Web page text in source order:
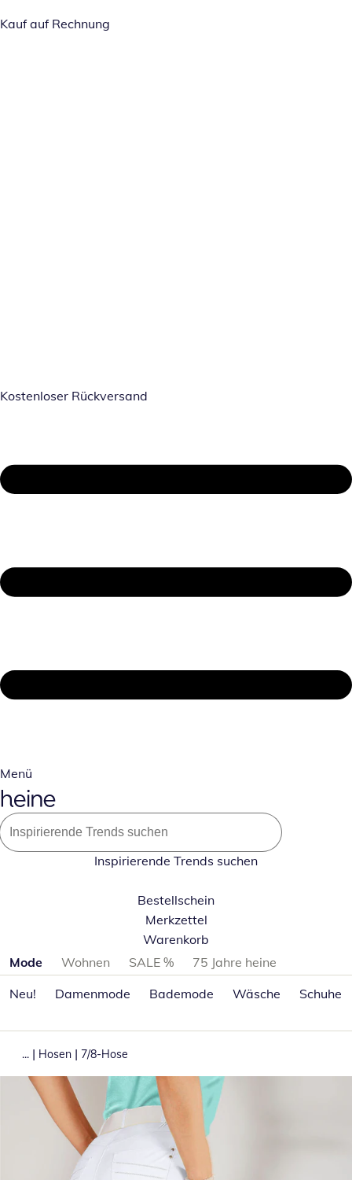
Kauf auf Rechnung
Kostenloser Rückversand
Menü
Inspirierende Trends suchen
Bestellschein
Merkzettel
Warenkorb
Produktkategorien überspringen
Mode Wohnen SALE %
75 Jahre heine
Neu!
Damenmode Bademode Wäsche Schuhe
... | Hosen | 7/8-Hose